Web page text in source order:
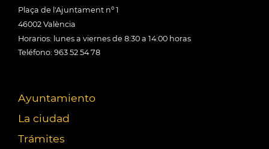
Plaça de l'Ajuntament nº 1
46002 València
Horarios: lunes a viernes de 8:30 a 14:00 horas
Teléfono: 963 52 54 78
Ayuntamiento
La ciudad
Trámites